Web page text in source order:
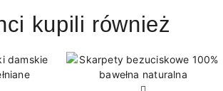
kupili również